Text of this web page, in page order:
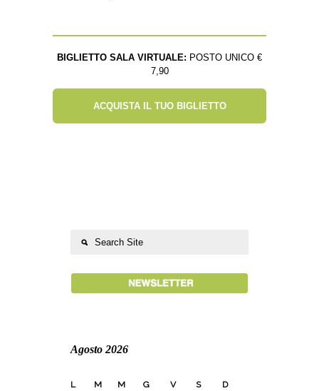
BIGLIETTO SALA VIRTUALE: POSTO UNICO €
7,90
ACQUISTA IL TUO BIGLIETTO
Agosto 2026
L M M G V S D